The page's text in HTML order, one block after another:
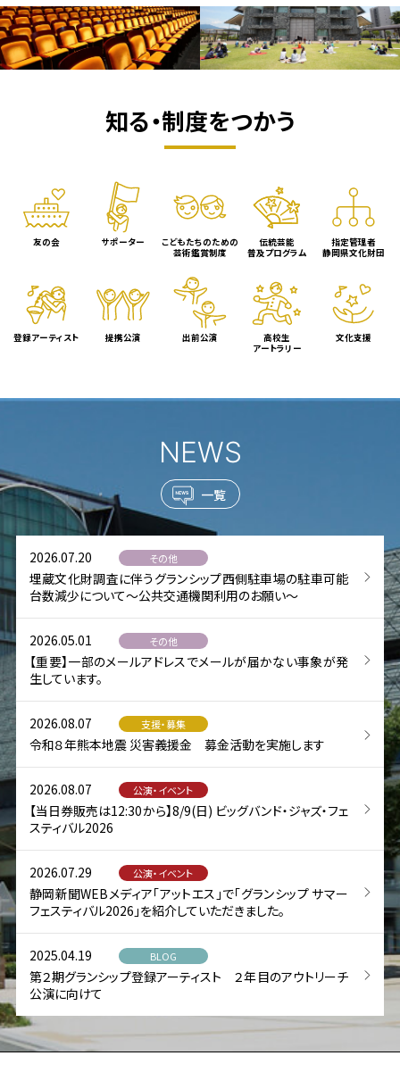
知る・制度をつかう
友の会 サポーター
こどもたちのための
芸術鑑賞制度
伝統芸能
普及プログラム
指定管理者
静岡県文化財団
登録アーティスト 提携公演 出前公演
高校生
アートラリー
文化支援
NEWS
一覧
2026.07.20 その他
埋蔵文化財調査に伴うグランシップ西側駐車場の駐車可能
台数減少について～公共交通機関利用のお願い～
2026.05.01 その他
【重要】一部のメールアドレスでメールが届かない事象が発
生しています。
2026.08.07 支援・募集
令和８年熊本地震 災害義援金 募金活動を実施します
2026.08.07 公演・イベント
【当日券販売は12:30から】8/9(日) ビッグバンド・ジャズ・フェ
スティバル2026
2026.07.29 公演・イベント
静岡新聞WEBメディア「アットエス」で「グランシップ サマー
フェスティバル2026」を紹介していただきました。
2025.04.19 BLOG
第２期グランシップ登録アーティスト ２年目のアウトリーチ
公演に向けて